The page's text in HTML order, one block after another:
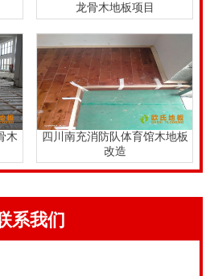
龙骨木地板项目
木
四川南充消防队体育馆木地板
改造
系我们